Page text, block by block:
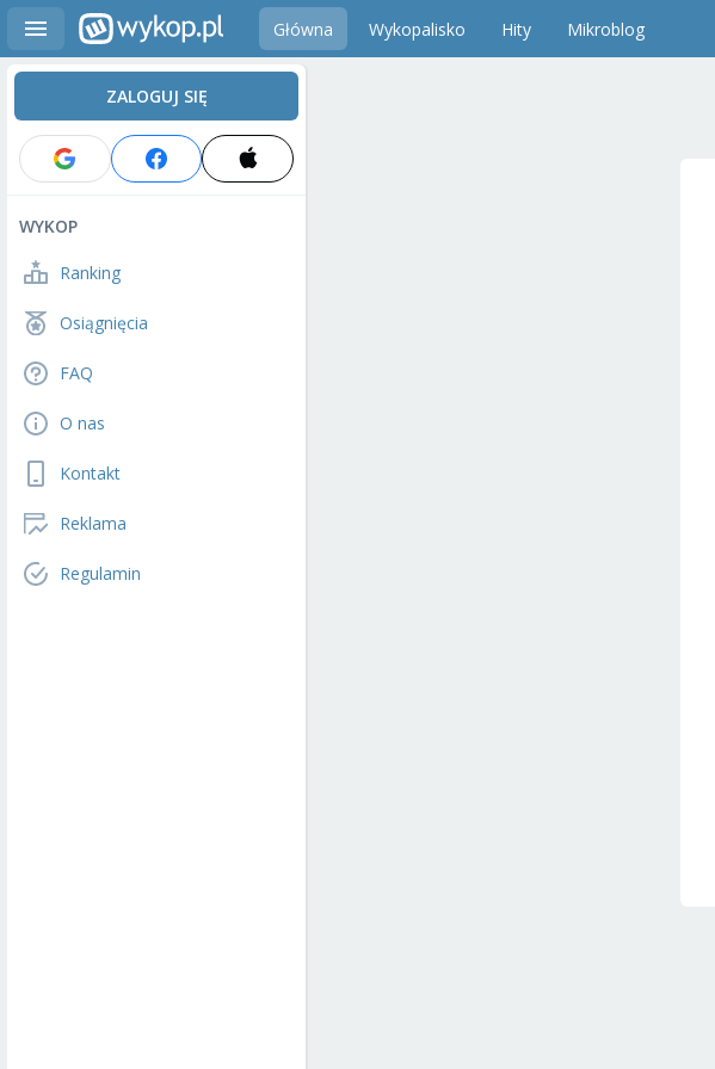
Główna Wykopalisko Hity Mikroblog
ZALOGUJ SIĘ
WYKOP
Ranking
Osiągnięcia
FAQ
O nas
Kontakt
Reklama
Regulamin